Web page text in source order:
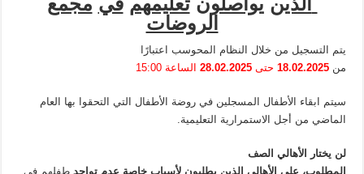
الروضات
يتم التسجيل من خلال النظام المحوسب اعتبارًا
من18.02.2025 حتى28.02.2025 الساعة 15:00
سيتم ابقاء الأطفال المسجلين في روضة الأطفال التي التحقوا بها العام
الماضي من أجل الاستمرارية التعليمية.
لن يختار الأهالي الصف
المطلوب، على الأهالي الذين يطلبون لأسباب خاصة عدم تواجد طفلهم في